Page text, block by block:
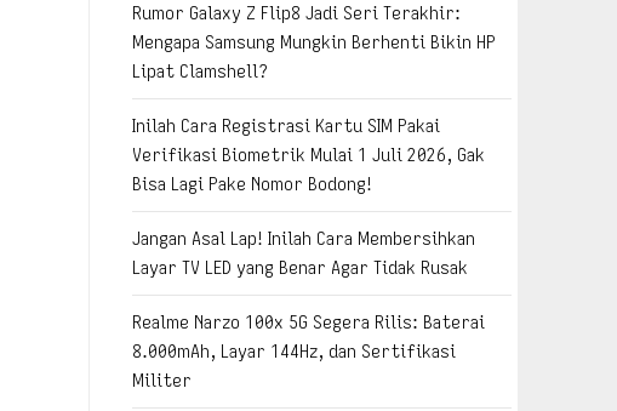
Rumor Galaxy Z Flip8 Jadi Seri Terakhir:
Mengapa Samsung Mungkin Berhenti Bikin HP
Lipat Clamshell?
Inilah Cara Registrasi Kartu SIM Pakai
Verifikasi Biometrik Mulai 1 Juli 2026, Gak
Bisa Lagi Pake Nomor Bodong!
Jangan Asal Lap! Inilah Cara Membersihkan
Layar TV LED yang Benar Agar Tidak Rusak
Realme Narzo 100x 5G Segera Rilis: Baterai
8.000mAh, Layar 144Hz, dan Sertifikasi
Militer